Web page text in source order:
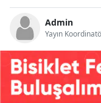
Admin
Yayın